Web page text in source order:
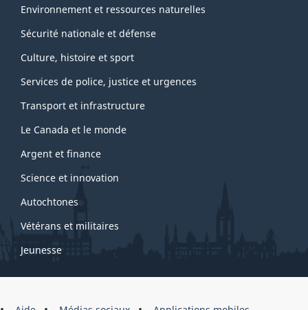
Environnement et ressources naturelles
Sécurité nationale et défense
Culture, histoire et sport
Services de police, justice et urgences
Transport et infrastructure
Le Canada et le monde
Argent et finance
Science et innovation
Autochtones
Vétérans et militaires
Jeunesse